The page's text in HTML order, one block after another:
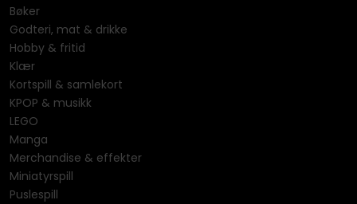
Bøker
Godteri, mat & drikke
Hobby & fritid
Klær
Kortspill & samlekort
KPOP & musikk
LEGO
Manga
Merchandise & effekter
Miniatyrspill
Puslespill